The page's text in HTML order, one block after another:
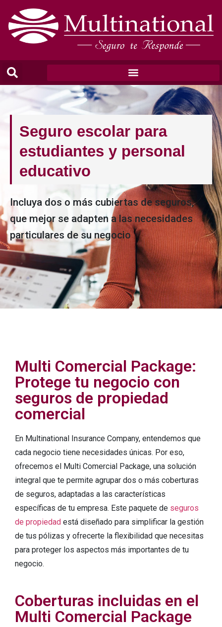
Seguro escolar para
estudiantes y personal
educativo
Incluya dos o más cubiertas de seguros,
que mejor se adapten a las necesidades
particulares de su negocio
Multi Comercial Package:
Protege tu negocio con
seguros de propiedad
comercial
En Multinational Insurance Company, entendemos que
cada negocio tiene necesidades únicas. Por eso,
ofrecemos el Multi Comercial Package, una solución
integral que te permite agrupar dos o más coberturas
de seguros, adaptadas a las características
específicas de tu empresa. Este paquete de seguros
de propiedad está diseñado para simplificar la gestión
de tus pólizas y ofrecerte la flexibilidad que necesitas
para proteger los aspectos más importantes de tu
negocio.
Coberturas incluidas en el
Multi Comercial Package